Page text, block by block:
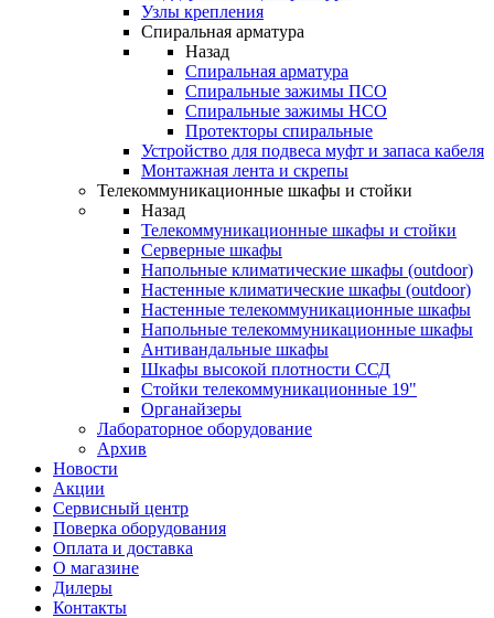
Узлы крепления
Спиральная арматура
Назад
Спиральная арматура
Спиральные зажимы ПСО
Спиральные зажимы НСО
Протекторы спиральные
Устройство для подвеса муфт и запаса кабеля
Монтажная лента и скрепы
Телекоммуникационные шкафы и стойки
Назад
Телекоммуникационные шкафы и стойки
Серверные шкафы
Напольные климатические шкафы (outdoor)
Настенные климатические шкафы (outdoor)
Настенные телекоммуникационные шкафы
Напольные телекоммуникационные шкафы
Антивандальные шкафы
Шкафы высокой плотности ССД
Стойки телекоммуникационные 19"
Органайзеры
Лабораторное оборудование
Архив
Новости
Акции
Сервисный центр
Поверка оборудования
Оплата и доставка
О магазине
Дилеры
Контакты